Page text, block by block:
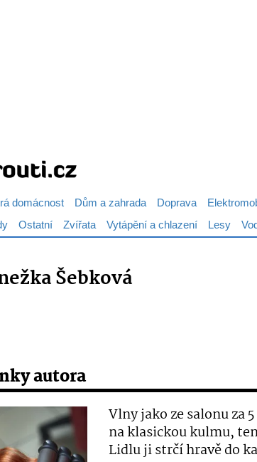
domácnost Dům a zahrada Doprava
Ostatní Zvířata Vytápění a chlazení Lesy
Šebková
autora
Vlny jako ze salonu za
na klasickou kulmu,
Lidlu ji strčí hravě do